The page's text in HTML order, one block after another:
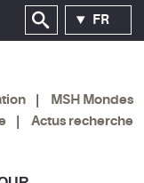
FR
MSH Mondes
Actus recherche